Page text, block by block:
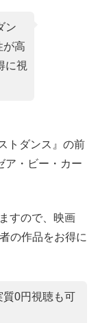
ン
が高
に視
トダンス』の前
ア・ビー・カー
すので、映画
の作品をお得に
0円視聴も可